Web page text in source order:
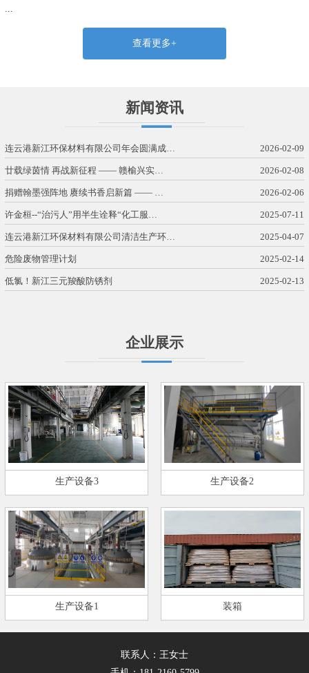
查看更多+
新闻资讯
连云港新江环保材料有限公司年会圆满成… 2026-02-09
廿载绿茵情 再战新征程 —— 赣榆兴实… 2026-02-08
捐赠翰墨强阵地 赓续书香启新篇 —— … 2026-02-06
许金桓--“治污人”用半生诠释“化工服… 2025-07-11
连云港新江环保材料有限公司清洁生产环… 2025-04-07
危险废物管理计划 2025-02-14
低氯！新江三元羧酸防锈剂 2025-02-13
企业展示
生产设备3 生产设备2
生产设备1 装箱
联系人：王女士